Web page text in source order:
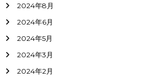
2024年8月
2024年6月
2024年5月
2024年3月
2024年2月